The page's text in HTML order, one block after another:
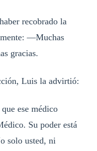
recobrado la
—Muchas
gracias.
Luis la advirtió:
ese médico
Su poder está
solo usted, ni